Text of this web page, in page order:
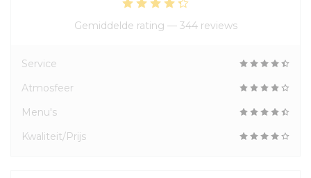
Gemiddelde rating — 344 reviews
Service
Atmosfeer
Menu's
Kwaliteit/Prijs